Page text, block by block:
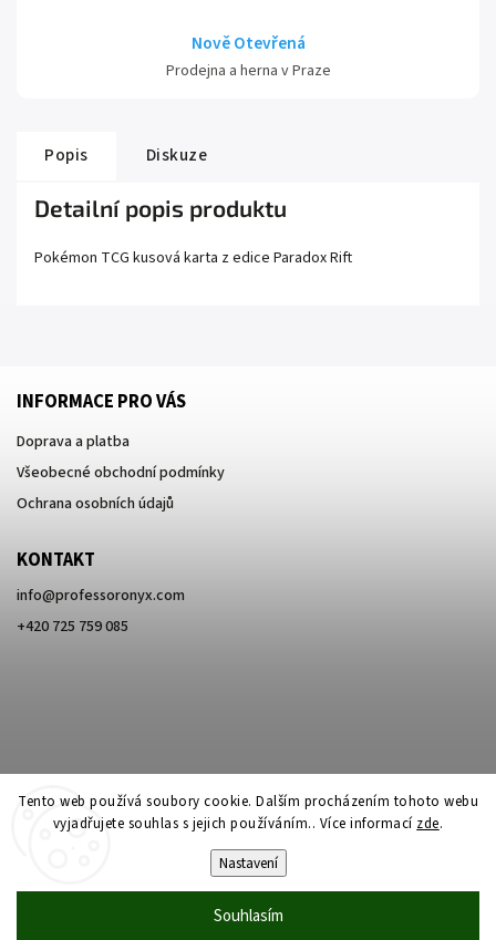
Tento web používá soubory cookie. Dalším procházením tohoto webu
vyjadřujete souhlas s jejich používáním.. Více informací zde.
Nastavení
Souhlasím
Nově Otevřená
Prodejna a herna v Praze
Popis Diskuze
Detailní popis produktu
Pokémon TCG kusová karta z edice Paradox Rift
INFORMACE PRO VÁS
Doprava a platba
Všeobecné obchodní podmínky
Ochrana osobních údajů
KONTAKT
info@professoronyx.com
+420 725 759 085
Professor Onyx. Všechna práva vyhrazena.